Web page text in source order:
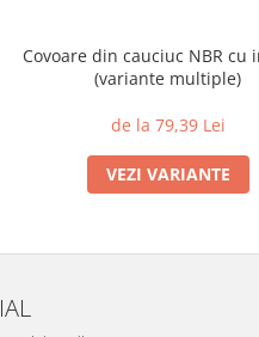
Covoare din cauciuc NBR cu
(variante multiple)
de la 79,39 Lei
VEZI VARIANTE